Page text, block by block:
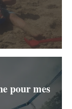
pour mes